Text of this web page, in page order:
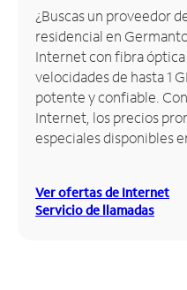
Inglés
Administrar
cuenta
Encuentra
una
tienda
¿Buscas un proveedor
residencial en
Internet con fibra
velocidades de hasta 1
potente y confiable.
Internet, los precios
especiales disponibles
Ver ofertas de Internet
Servicio de llamadas